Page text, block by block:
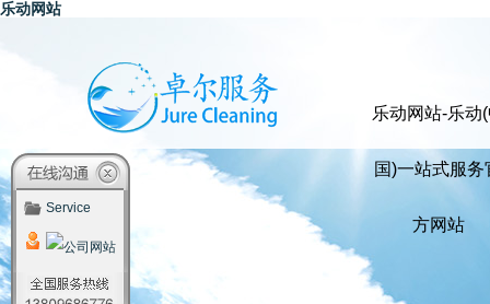
Service
乐动网站
乐动网站-乐动
国)一站式服务
方网站